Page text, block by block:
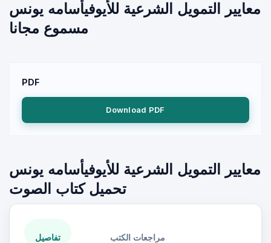
معايير التمويل الشرعية للأيوفيأسامه يونس
مسموع مجانا
PDF
Download PDF
معايير التمويل الشرعية للأيوفيأسامه يونس
تحميل كتاب الصوت
تفاصيل مراجعات الكتب